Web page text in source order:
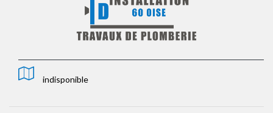
indisponible